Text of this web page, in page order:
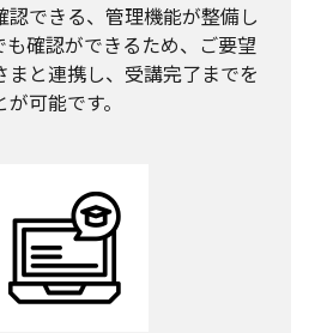
認できる、管理機能が整備し
も確認ができるため、ご要望
まと連携し、受講完了までを
可能です。